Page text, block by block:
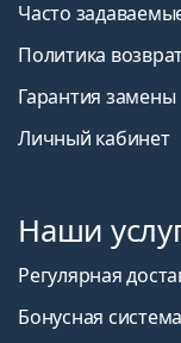
Часто
Политика
Гарантия замены
Личный кабинет
Наши
Регулярная
Бонусная система